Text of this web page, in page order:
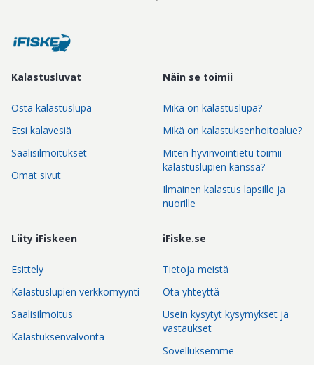
Kalastusluvat
Osta kalastuslupa
Etsi kalavesiä
Saalisilmoitukset
Omat sivut
Näin se toimii
Mikä on kalastuslupa?
Mikä on kalastuksenhoitoalue?
Miten hyvinvointietu toimii
kalastuslupien kanssa?
Ilmainen kalastus lapsille ja
nuorille
Liity iFiskeen
Esittely
Kalastuslupien verkkomyynti
Saalisilmoitus
Kalastuksenvalvonta
iFiske.se
Tietoja meistä
Ota yhteyttä
Usein kysytyt kysymykset ja
vastaukset
Sovelluksemme